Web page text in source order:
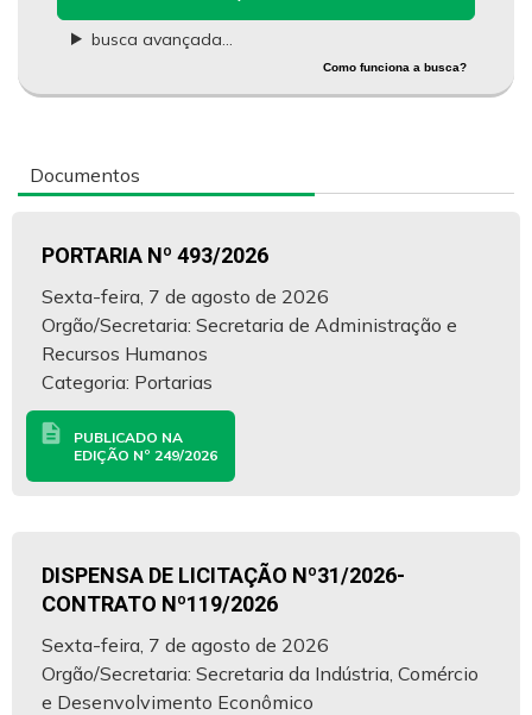
Como funciona a busca?
busca avançada...
Documentos
PORTARIA Nº 493/2026
Sexta-feira, 7 de agosto de 2026
Orgão/Secretaria: Secretaria de Administração e
Recursos Humanos
Categoria: Portarias
description
PUBLICADO NA
EDIÇÃO Nº 249/2026
DISPENSA DE LICITAÇÃO Nº31/2026-
CONTRATO Nº119/2026
Sexta-feira, 7 de agosto de 2026
Orgão/Secretaria: Secretaria da Indústria, Comércio
e Desenvolvimento Econômico